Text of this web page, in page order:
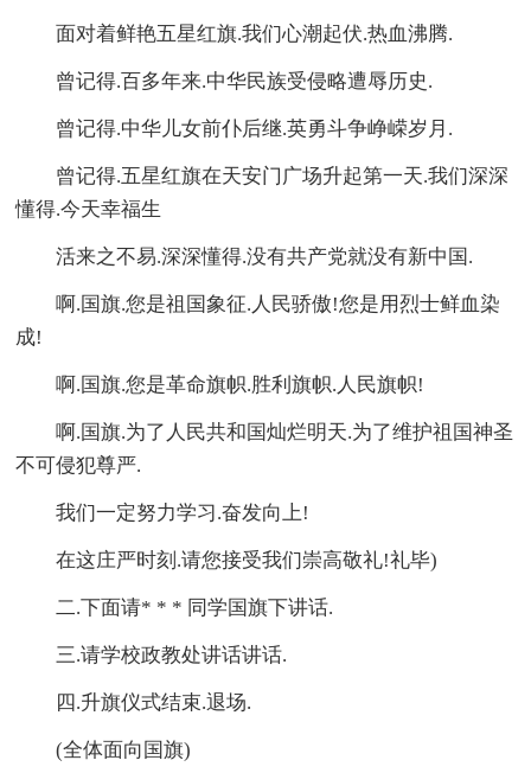
面对着鲜艳五星红旗.我们心潮起伏.热血沸腾.
曾记得.百多年来.中华民族受侵略遭辱历史.
曾记得.中华儿女前仆后继.英勇斗争峥嵘岁月.
曾记得.五星红旗在天安门广场升起第一天.我们深深
懂得.今天幸福生
活来之不易.深深懂得.没有共产党就没有新中国.
啊.国旗.您是祖国象征.人民骄傲!您是用烈士鲜血染
成!
啊.国旗.您是革命旗帜.胜利旗帜.人民旗帜!
啊.国旗.为了人民共和国灿烂明天.为了维护祖国神圣
不可侵犯尊严.
我们一定努力学习.奋发向上!
在这庄严时刻.请您接受我们崇高敬礼!礼毕)
二.下面请* * * 同学国旗下讲话.
三.请学校政教处讲话讲话.
四.升旗仪式结束.退场.
(全体面向国旗)